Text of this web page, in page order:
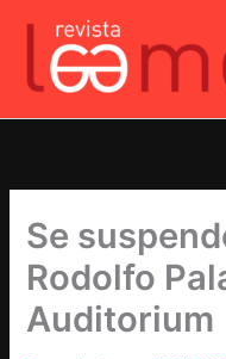
contenido
Se
Rodolfo
Auditorium